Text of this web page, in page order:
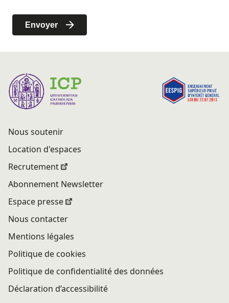
Nous soutenir
Location d'espaces
Recrutement
Abonnement Newsletter
Espace presse
Nous contacter
Mentions légales
Politique de cookies
Politique de confidentialité des données
Déclaration d’accessibilité